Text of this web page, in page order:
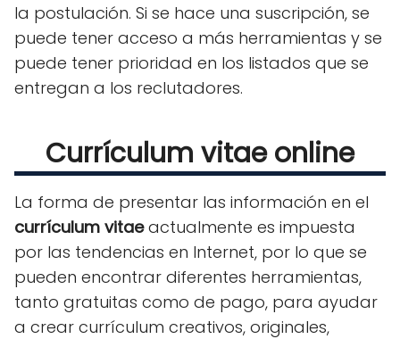
la postulación. Si se hace una suscripción, se
puede tener acceso a más herramientas y se
puede tener prioridad en los listados que se
entregan a los reclutadores.
Currículum vitae online
La forma de presentar las información en el
currículum vitaeactualmente es impuesta
por las tendencias en Internet, por lo que se
pueden encontrar diferentes herramientas,
tanto gratuitas como de pago, para ayudar
a crear currículum creativos, originales,